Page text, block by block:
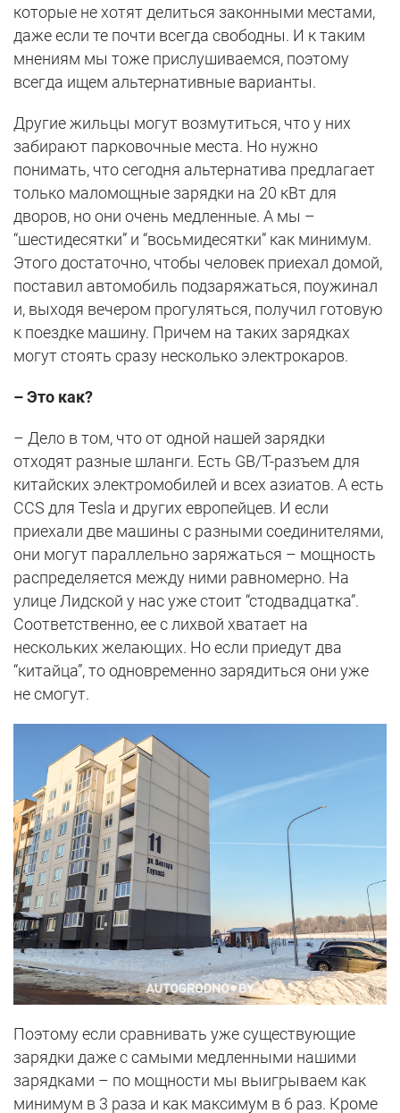
которые не хотят делиться законными местами,
даже если те почти всегда свободны. И к таким
мнениям мы тоже прислушиваемся, поэтому
всегда ищем альтернативные варианты.
Другие жильцы могут возмутиться, что у них
забирают парковочные места. Но нужно
понимать, что сегодня альтернатива предлагает
только маломощные зарядки на 20 кВт для
дворов, но они очень медленные. А мы –
“шестидесятки” и “восьмидесятки” как минимум.
Этого достаточно, чтобы человек приехал домой,
поставил автомобиль подзаряжаться, поужинал
и, выходя вечером прогуляться, получил готовую
к поездке машину. Причем на таких зарядках
могут стоять сразу несколько электрокаров.
– Это как?
– Дело в том, что от одной нашей зарядки
отходят разные шланги. Есть GB/T-разъем для
китайских электромобилей и всех азиатов. А есть
CCS для Tesla и других европейцев. И если
приехали две машины с разными соединителями,
они могут параллельно заряжаться – мощность
распределяется между ними равномерно. На
улице Лидской у нас уже стоит “стодвадцатка”.
Соответственно, ее с лихвой хватает на
нескольких желающих. Но если приедут два
“китайца”, то одновременно зарядиться они уже
не смогут.
Поэтому если сравнивать уже существующие
зарядки даже с самыми медленными нашими
зарядками – по мощности мы выигрываем как
минимум в 3 раза и как максимум в 6 раз. Кроме